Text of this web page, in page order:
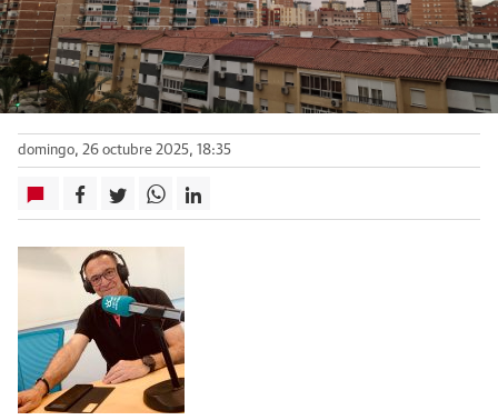
domingo, 26 octubre 2025, 18:35